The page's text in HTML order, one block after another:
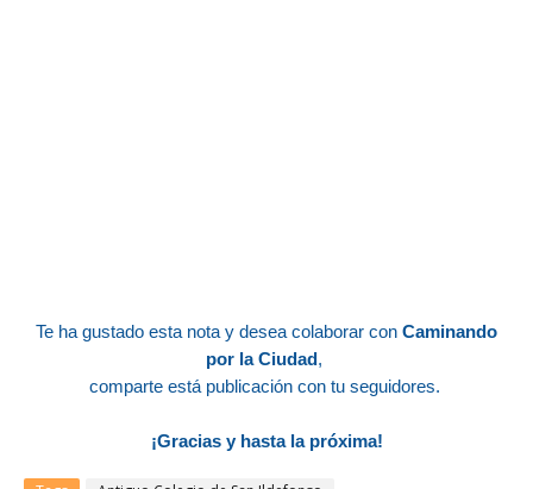
Te ha gustado esta nota y desea colaborar con Caminando
por la Ciudad,
comparte está publicación con tu seguidores.
¡Gracias y hasta la próxima!